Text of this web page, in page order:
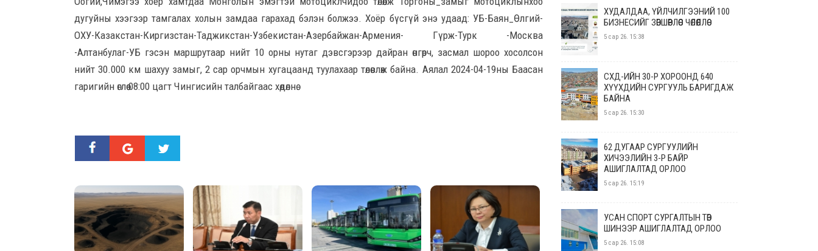
дугуйны хээгээр тамгалах холын замдаа гарахад бэлэн болжээ. Хоёр бүсгүй энэ удаад: УБ-Баян_Өлгий-
ОХУ-Казакстан-Киргизстан-Таджикстан-Узбекистан-Азербайжан-Армения- Гүрж-Турк -Москва
-Алтанбулаг-УБ гэсэн маршрутаар нийт 10 орны нутаг дэвсгэрээр дайран өнгөрч, засмал шороо хосолсон
нийт 30.000 км шахуу замыг, 2 сар орчмын хугацаанд туулахаар төлөвлөж байна. Аялал 2024-04-19ны Баасан
гаригийн өглөө 08:00 цагт Чингисийн талбайгаас хөдөлнө.
ХУДАЛДАА, ҮЙЛЧИЛГЭЭНИЙ 100
БИЗНЕСИЙГ ЗӨВШӨӨРЛӨӨС ЧӨЛӨӨЛЛӨӨ
5 сар 26. 15:38
СХД-ИЙН 30-Р ХОРООНД 640
ХҮҮХДИЙН СУРГУУЛЬ БАРИГДАЖ
БАЙНА
5 сар 26. 15:30
62 ДУГААР СУРГУУЛИЙН
ХИЧЭЭЛИЙН 3-Р БАЙР
АШИГЛАЛТАД ОРЛОО
5 сар 26. 15:19
УСАН СПОРТ СУРГАЛТЫН ТӨВ
ШИНЭЭР АШИГЛАЛТАД ОРЛОО
5 сар 26. 15:08